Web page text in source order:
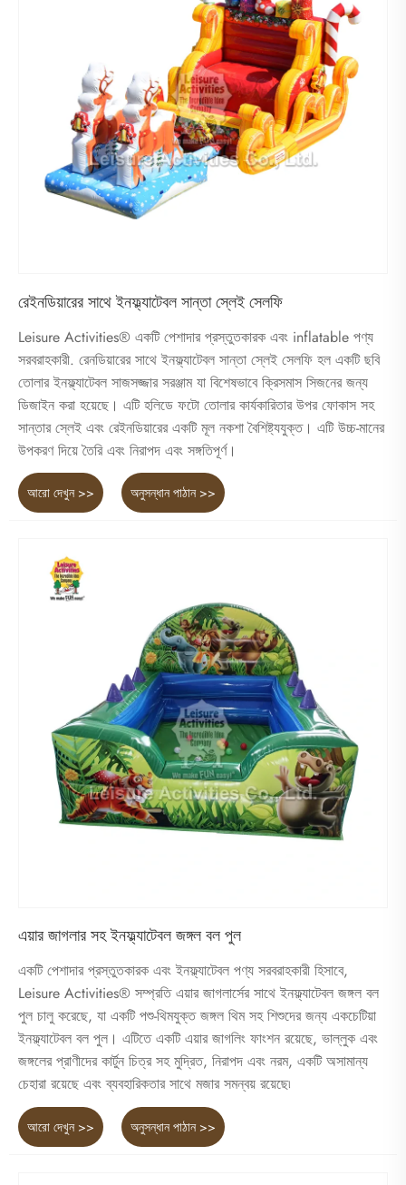
রেইনডিয়ারের সাথে ইনফ্ল্যাটেবল সান্তা স্লেই সেলফি
Leisure Activities® একটি পেশাদার প্রস্তুতকারক এবং inflatable পণ্য
সরবরাহকারী. রেনডিয়ারের সাথে ইনফ্ল্যাটেবল সান্তা স্লেই সেলফি হল একটি ছবি
তোলার ইনফ্ল্যাটেবল সাজসজ্জার সরঞ্জাম যা বিশেষভাবে ক্রিসমাস সিজনের জন্য
ডিজাইন করা হয়েছে। এটি হলিডে ফটো তোলার কার্যকারিতার উপর ফোকাস সহ
সান্তার স্লেই এবং রেইনডিয়ারের একটি মূল নকশা বৈশিষ্ট্যযুক্ত। এটি উচ্চ-মানের
উপকরণ দিয়ে তৈরি এবং নিরাপদ এবং সঙ্গতিপূর্ণ।
আরো দেখুন >> অনুসন্ধান পাঠান >>
এয়ার জাগলার সহ ইনফ্ল্যাটেবল জঙ্গল বল পুল
একটি পেশাদার প্রস্তুতকারক এবং ইনফ্ল্যাটেবল পণ্য সরবরাহকারী হিসাবে,
Leisure Activities® সম্প্রতি এয়ার জাগলার্সের সাথে ইনফ্ল্যাটেবল জঙ্গল বল
পুল চালু করেছে, যা একটি পশু-থিমযুক্ত জঙ্গল থিম সহ শিশুদের জন্য একচেটিয়া
ইনফ্ল্যাটেবল বল পুল। এটিতে একটি এয়ার জাগলিং ফাংশন রয়েছে, ভাল্লুক এবং
জঙ্গলের প্রাণীদের কার্টুন চিত্র সহ মুদ্রিত, নিরাপদ এবং নরম, একটি অসামান্য
চেহারা রয়েছে এবং ব্যবহারিকতার সাথে মজার সমন্বয় রয়েছে৷
আরো দেখুন >> অনুসন্ধান পাঠান >>